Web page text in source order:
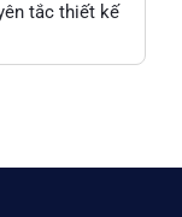
tắc thiết kế